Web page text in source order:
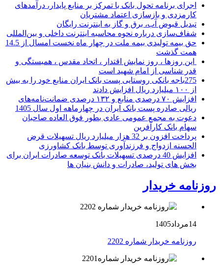
اجرای برنامه تحول بانک با تمرکز بر منابع پایدار، درآمدهای
کارمزدی و بازسازی اعتماد مشتریان
تبدیل قبوض آب، برق و گاز به اینترنت رایگان
شفاف‌سازی درباره نحوه محاسبه اینترنت داخلی و بین‌المللی
حق بیمه تولیدی بیمه ملت در چهار ماه نخست امسال از 14.5
همت گذشت
این روزها ، روز نمایش اقتدار ، اتحاد مقدس ، همبستگی و
قدر شناسی از امام شهید است
275باجه بانکی روستایی پست بانک ایران منابع خود را به بیش
از ۱۰۰ میلیارد ریال افزایش دادند
افزایش ۷۰ درصدی منابع و ۱۳۲ درصدی ضمانت‌نامه‌های
ریالی صادره پست بانک ایران در چهارماهه اول سال 1405
دعوت به مجمع عمومی عادی بطور فوق العاده صاحبان
سهام بانک کارآفرین
پرداخت افزون بر 32 هزار میلیارد ریال تسهیلات قرض
الحسنه ازدواج و فرزندآوری توسط بانک کشاورزی
افزایش 40 درصدی تسهیلات بانک توسعه صادرات ایران برای
بخش های تولید، صادرات و دانش بنیان ها
روزنامه خریدار
14مرداد1405
روزنامه خریدار شماره 2202